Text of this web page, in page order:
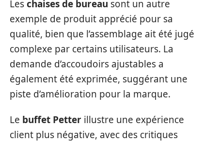
Leschaises de bureau sont un autre
exemple de produit apprécié pour sa
qualité, bien que l’assemblage ait été jugé
complexe par certains utilisateurs. La
demande d’accoudoirs ajustables a
également été exprimée, suggérant une
piste d’amélioration pour la marque.
Le buffet Petter illustre une expérience
client plus négative, avec des critiques